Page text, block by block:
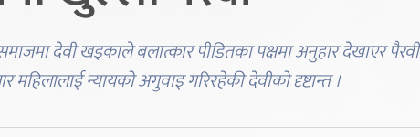
देवी खड्काले बलात्कार पीडितका पक्षमा अनुहार देखाएर पैरवी
महिलालाई न्यायको अगुवाइ गरिरहेकी देवीको दृष्टान्त ।